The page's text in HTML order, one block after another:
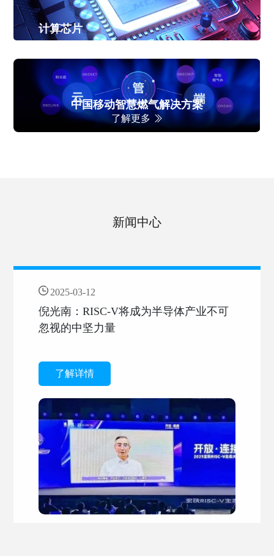
计算芯片
拥有ARM和RISC-V两个架构产品，为低功耗、高性能、高
安全相关应用场景提供可靠芯片方案
混合信号MCU 安全MCU
中国移动智慧燃气解决方案
了解更多
新闻中心
2025-03-12
倪光南：RISC-V将成为半导体产业不可
忽视的中坚力量
了解详情